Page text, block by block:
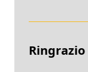
Ringrazio